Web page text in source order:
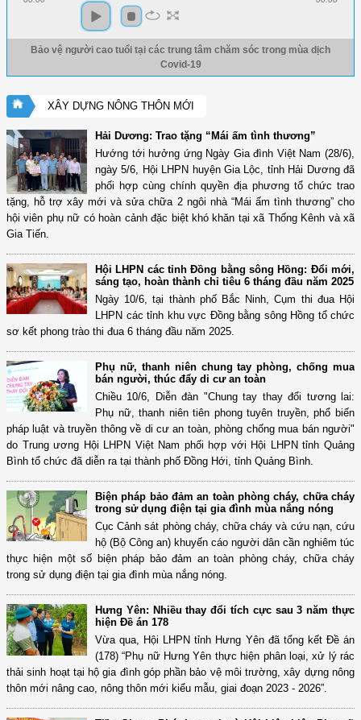
Bảo vệ người cao tuổi tại các trung tâm chăm sóc trong mùa dịch
Covid-19
XÂY DỰNG NÔNG THÔN MỚI
Hải Dương: Trao tặng “Mái ấm tình thương”
Hướng tới hưởng ứng Ngày Gia đình Việt Nam (28/6),
ngày 5/6, Hội LHPN huyện Gia Lộc, tỉnh Hải Dương đã
phối hợp cùng chính quyền địa phương tổ chức trao
tặng, hỗ trợ xây mới và sửa chữa 2 ngôi nhà “Mái ấm tình thương” cho
hội viên phụ nữ có hoàn cảnh đặc biệt khó khăn tại xã Thống Kênh và xã
Gia Tiến.
Hội LHPN các tỉnh Đồng bằng sông Hồng: Đổi mới,
sáng tạo, hoàn thành chỉ tiêu 6 tháng đầu năm 2025
Ngày 10/6, tại thành phố Bắc Ninh, Cụm thi đua Hội
LHPN các tỉnh khu vực Đồng bằng sông Hồng tổ chức
sơ kết phong trào thi đua 6 tháng đầu năm 2025.
Phụ nữ, thanh niên chung tay phòng, chống mua
bán người, thúc đẩy di cư an toàn
Chiều 10/6, Diễn đàn "Chung tay thay đổi tương lai:
Phụ nữ, thanh niên tiên phong tuyên truyền, phổ biến
pháp luật và truyền thông về di cư an toàn, phòng chống mua bán người"
do Trung ương Hội LHPN Việt Nam phối hợp với Hội LHPN tỉnh Quảng
Bình tổ chức đã diễn ra tại thành phố Đồng Hới, tỉnh Quảng Bình.
Biện pháp bảo đảm an toàn phòng cháy, chữa cháy
trong sử dụng điện tại gia đình mùa nắng nóng
Cục Cảnh sát phòng cháy, chữa cháy và cứu nạn, cứu
hộ (Bộ Công an) khuyến cáo người dân cần nghiêm túc
thực hiện một số biện pháp bảo đảm an toàn phòng cháy, chữa cháy
trong sử dụng điện tại gia đình mùa nắng nóng.
Hưng Yên: Nhiều thay đổi tích cực sau 3 năm thực
hiện Đề án 178
Vừa qua, Hội LHPN tỉnh Hưng Yên đã tổng kết Đề án
(178) “Phụ nữ Hưng Yên thực hiện phân loại, xử lý rác
thải sinh hoạt tại hộ gia đình góp phần bảo vệ môi trường, xây dựng nông
thôn mới nâng cao, nông thôn mới kiểu mẫu, giai đoạn 2023 - 2026”.